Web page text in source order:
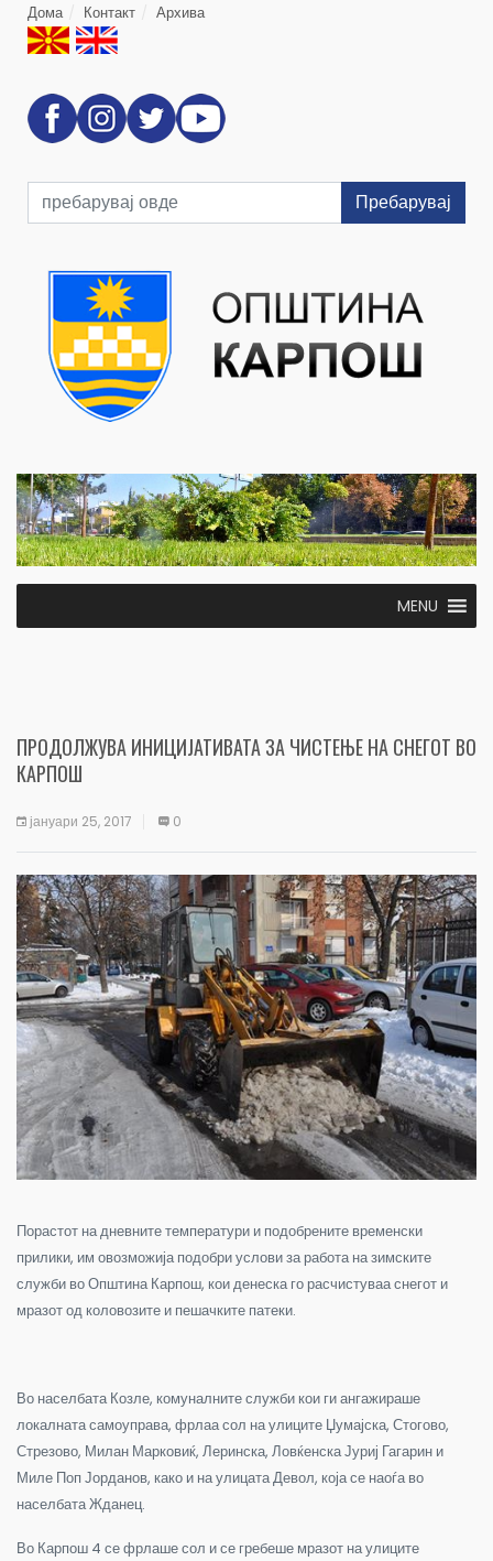
Дома Контакт Архива
Пребарувај
MENU
ПРОДОЛЖУВА ИНИЦИЈАТИВАТА ЗА ЧИСТЕЊЕ НА СНЕГОТ ВО
КАРПОШ
јануари 25, 2017 0
Порастот на дневните температури и подобрените временски
прилики, им овозможија подобри услови за работа на зимските
служби во Општина Карпош, кои денеска го расчистуваа снегот и
мразот од коловозите и пешачките патеки.
Во населбата Козле, комуналните служби кои ги ангажираше
локалната самоуправа, фрлаа сол на улиците Џумајска, Стогово,
Стрезово, Милан Марковиќ, Леринска, Ловќенска Јуриј Гагарин и
Миле Поп Јорданов, како и на улицата Девол, која се наоѓа во
населбата Жданец.
Во Карпош 4 се фрлаше сол и се гребеше мразот на улиците